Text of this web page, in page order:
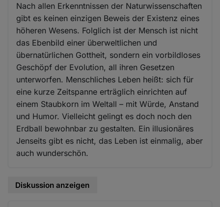
Nach allen Erkenntnissen der Naturwissenschaften
gibt es keinen einzigen Beweis der Existenz eines
höheren Wesens. Folglich ist der Mensch ist nicht
das Ebenbild einer überweltlichen und
übernatürlichen Gottheit, sondern ein vorbildloses
Geschöpf der Evolution, all ihren Gesetzen
unterworfen. Menschliches Leben heißt: sich für
eine kurze Zeitspanne erträglich einrichten auf
einem Staubkorn im Weltall – mit Würde, Anstand
und Humor. Vielleicht gelingt es doch noch den
Erdball bewohnbar zu gestalten. Ein illusionäres
Jenseits gibt es nicht, das Leben ist einmalig, aber
auch wunderschön.
Diskussion anzeigen